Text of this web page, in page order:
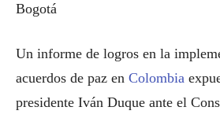
Bogotá
Un informe de logros en la
acuerdos de paz en Colombia
presidente Iván Duque ante el